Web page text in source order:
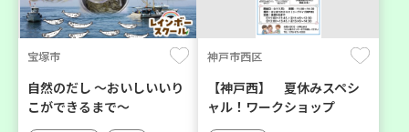
宝塚市
自然のだし ～おいしいいり
こができるまで～
神戸市西区
【神戸西】 夏休みスペシ
ャル！ワークショップ